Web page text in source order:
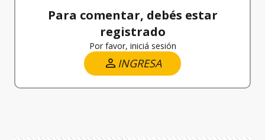
Para comentar, debés estar
registrado
Por favor, iniciá sesión
INGRESA